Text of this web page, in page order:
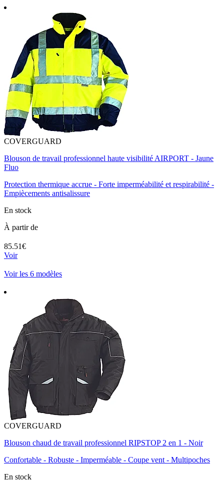
COVERGUARD
Blouson de travail professionnel haute visibilité AIRPORT - Jaune
Fluo
Protection thermique accrue - Forte imperméabilité et respirabilité -
Empiècements antisalissure
En stock
À partir de
85.51€
Voir
Voir les 6 modèles
COVERGUARD
Blouson chaud de travail professionnel RIPSTOP 2 en 1 - Noir
Confortable - Robuste - Imperméable - Coupe vent - Multipoches
En stock